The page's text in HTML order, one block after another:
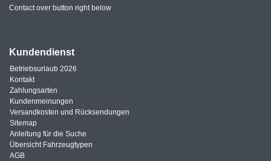
Contact over button right below
Kundendienst
Betriebsurlaub 2026
Kontakt
Zahlungsarten
Kundenmeinungen
Versandkosten und Rücksendungen
Sitemap
Anleitung für die Suche
Übersicht Fahrzeugtypen
AGB